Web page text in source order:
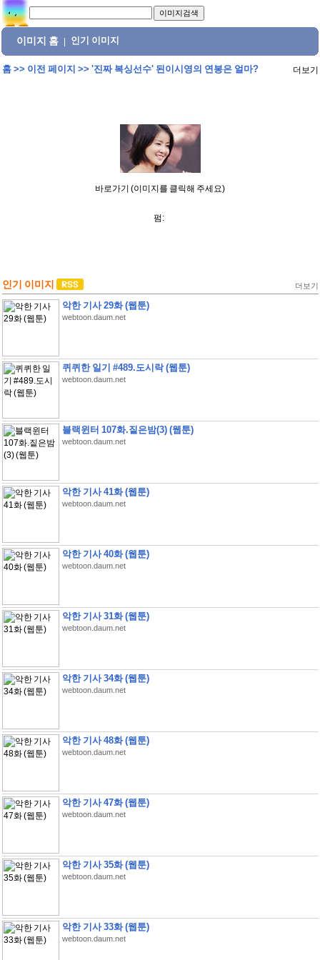
이미지 홈 인기 이미지
홈>> 이전 페이지 >> '진짜 복싱선수' 된이시영의 연봉은 얼마? 더보기
바로가기 (이미지를 클릭해 주세요)
펌:
인기 이미지 더보기
악한 기사 29화 (웹툰)
webtoon.daum.net
퀴퀴한 일기 #489.도시락 (웹툰)
webtoon.daum.net
블랙윈터 107화.짙은밤(3) (웹툰)
webtoon.daum.net
악한 기사 41화 (웹툰)
webtoon.daum.net
악한 기사 40화 (웹툰)
webtoon.daum.net
악한 기사 31화 (웹툰)
webtoon.daum.net
악한 기사 34화 (웹툰)
webtoon.daum.net
악한 기사 48화 (웹툰)
webtoon.daum.net
악한 기사 47화 (웹툰)
webtoon.daum.net
악한 기사 35화 (웹툰)
webtoon.daum.net
악한 기사 33화 (웹툰)
webtoon.daum.net